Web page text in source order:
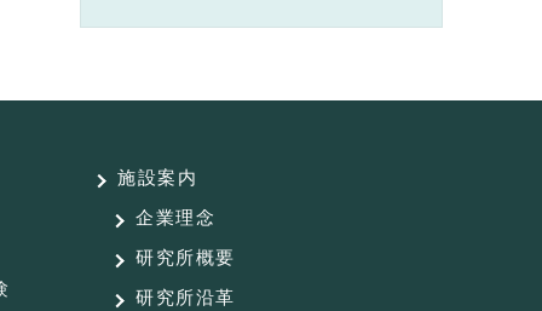
施設案内
企業理念
研究所概要
研究所沿革